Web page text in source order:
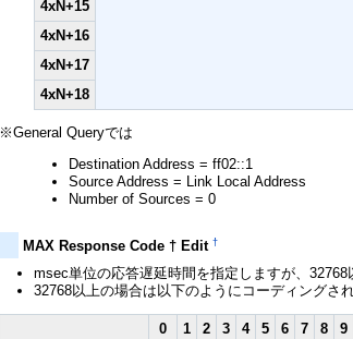
4xN+15
4xN+16
4xN+17
4xN+18
※General Queryでは
Destination Address = ff02::1
Source Address = Link Local Address
Number of Sources = 0
MAX Response Code † Edit†
msec単位の応答遅延時間を指定しますが、
32768以上の場合は以下のようにコーディングされ
0 1 2 3 4 5 6 7 8 9